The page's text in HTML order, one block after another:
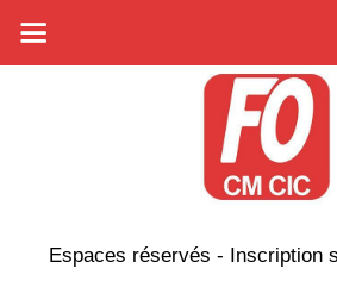
Espaces réservés - Inscription